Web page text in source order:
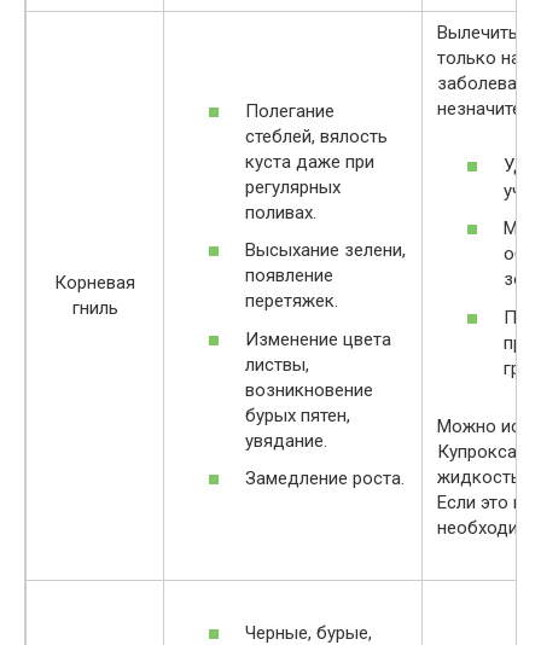
Корневая
гниль
Полегание
стеблей, вялость
куста даже при
регулярных
поливах.
Высыхание зелени,
появление
перетяжек.
Изменение цвета
листвы,
возникновение
бурых пятен,
увядание.
Замедление роста.
Вылечить
только на
Можно
Купроксат,
жидкость,
Если это не
Черные, бурые,